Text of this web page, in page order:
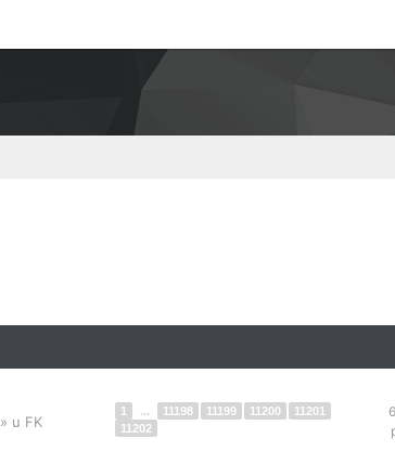
» u FK
1 ... 11198 11199 11200
11201
11202